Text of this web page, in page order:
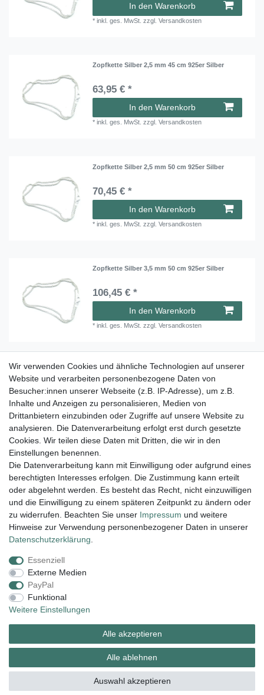
In den Warenkorb
*inkl. ges. MwSt. zzgl.Versandkosten
Zopfkette Silber 2,5 mm 45 cm 925er Silber
63,95 € *
In den Warenkorb
*inkl. ges. MwSt. zzgl.Versandkosten
Zopfkette Silber 2,5 mm 50 cm 925er Silber
70,45 € *
In den Warenkorb
*inkl. ges. MwSt. zzgl.Versandkosten
Zopfkette Silber 3,5 mm 50 cm 925er Silber
106,45 € *
In den Warenkorb
*inkl. ges. MwSt. zzgl.Versandkosten
Zopfkette Silber 3,5 mm 60 cm 925er Silber
141,95 € *
In den Warenkorb
*inkl. ges. MwSt. zzgl.Versandkosten
Lieferung und Versand
Impressum Daten­schutz­erklärung AGB
Widerrufs­recht
Zahlungsarten:
Wir verwenden Cookies und ähnliche Technologien auf unserer
Website und verarbeiten personenbezogene Daten von
Besucher:innen unserer Webseite (z.B. IP-Adresse), um z.B.
Inhalte und Anzeigen zu personalisieren, Medien von
Drittanbietern einzubinden oder Zugriffe auf unsere Website zu
analysieren. Die Datenverarbeitung erfolgt erst durch gesetzte
Cookies. Wir teilen diese Daten mit Dritten, die wir in den
Einstellungen benennen.
Die Datenverarbeitung kann mit Einwilligung oder aufgrund eines
berechtigten Interesses erfolgen. Die Zustimmung kann erteilt
oder abgelehnt werden. Es besteht das Recht, nicht einzuwilligen
und die Einwilligung zu einem späteren Zeitpunkt zu ändern oder
zu widerrufen. Beachten Sie unser Impressum und weitere
Hinweise zur Verwendung personenbezogener Daten in unserer
Daten­schutz­erklärung
Essenziell
Externe Medien
PayPal
Funktional
Weitere Einstellungen
Alle akzeptieren
Alle ablehnen
Auswahl akzeptieren